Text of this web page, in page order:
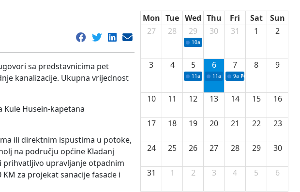
sa predstavnicima pet
kanalizacije. Ukupna vrijednost
Kule Husein-kapetana
ili direktnim ispustima u potoke,
na području općine Kladanj
prihvatljivo upravljanje otpadnim
za projekat sanacije fasade i
Mon Tue Wed Thu Fri Sat
Sun
27
28 29
10a Potpisivanje ugovora sa neprofitnim
30 31 1 2
3 4 5
11a Potpisivanje ugovora o stipendijama
6
11a Podrška razvoju vodne
7
9a Početak izgradnje nove
8 9
10 11 12 13 14 15 16
17 18 19 20 21 22 23
24 25 26 27 28 29 30
31 1 2 3 4 5 6